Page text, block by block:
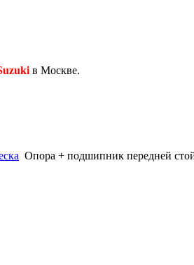
в Москве.
Опора + подшипник передней